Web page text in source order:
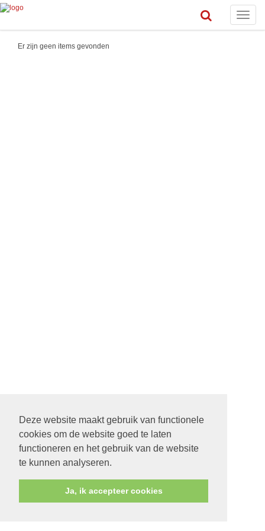
Deze website maakt gebruik van functionele
cookies om de website goed te laten
functioneren en het gebruik van de website
te kunnen analyseren.
Ja, ik accepteer cookies
Toggle
Er zijn geen items gevonden